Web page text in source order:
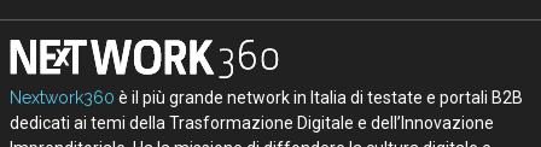
Nextwork360 è il più grande network in Italia di testate e portali B2B
dedicati ai temi della Trasformazione Digitale e dell’Innovazione